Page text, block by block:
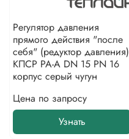
Регулятор давления
прямого действия "после
себя" (редуктор давления)
КПСР РА-А DN 15 PN 16
корпус серый чугун
Цена по запросу
Узнать